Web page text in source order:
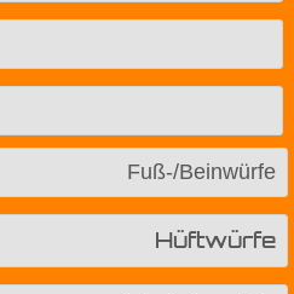
Fuß-/Beinwürfe
Hüftwürfe